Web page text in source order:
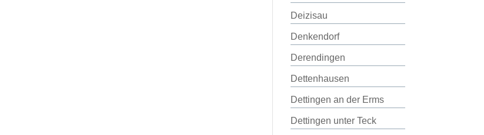
Deizisau
Denkendorf
Derendingen
Dettenhausen
Dettingen an der Erms
Dettingen unter Teck